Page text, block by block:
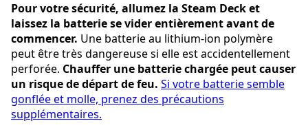
Pour votre sécurité, allumez la Steam Deck et
laissez la batterie se vider entièrement avant de
commencer. Une batterie au lithium-ion polymère
peut être très dangereuse si elle est accidentellement
perforée. Chauffer une batterie chargée peut causer
un risque de départ de feu. Si votre batterie semble
gonflée et molle, prenez des précautions
supplémentaires.